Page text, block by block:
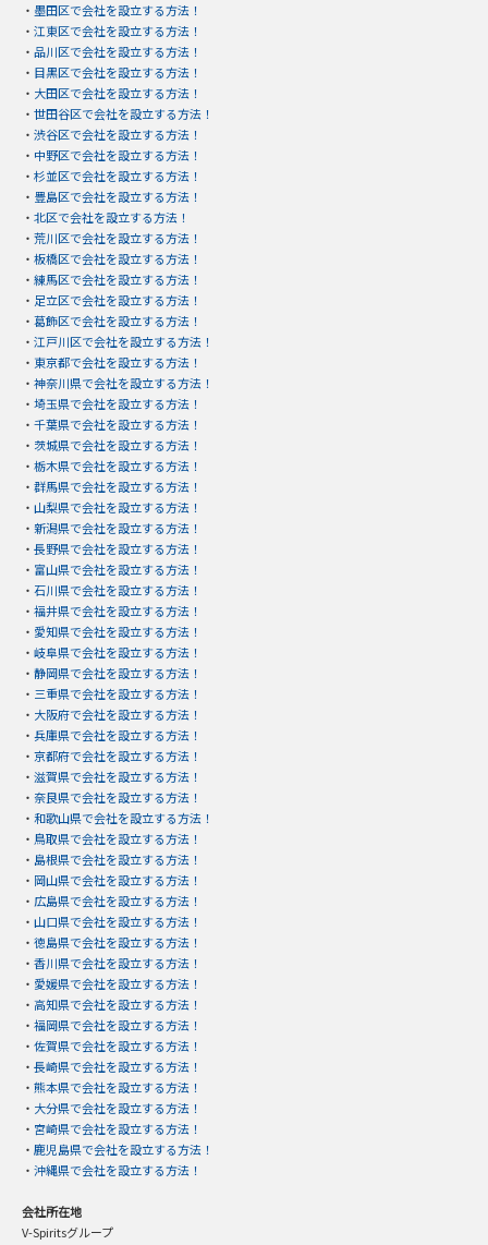
・ 墨田区で会社を設立する方法！
・ 江東区で会社を設立する方法！
・ 品川区で会社を設立する方法！
・ 目黒区で会社を設立する方法！
・ 大田区で会社を設立する方法！
・ 世田谷区で会社を設立する方法！
・ 渋谷区で会社を設立する方法！
・ 中野区で会社を設立する方法！
・ 杉並区で会社を設立する方法！
・ 豊島区で会社を設立する方法！
・ 北区で会社を設立する方法！
・ 荒川区で会社を設立する方法！
・ 板橋区で会社を設立する方法！
・ 練馬区で会社を設立する方法！
・ 足立区で会社を設立する方法！
・ 葛飾区で会社を設立する方法！
・ 江戸川区で会社を設立する方法！
・ 東京都で会社を設立する方法！
・ 神奈川県で会社を設立する方法！
・ 埼玉県で会社を設立する方法！
・ 千葉県で会社を設立する方法！
・ 茨城県で会社を設立する方法！
・ 栃木県で会社を設立する方法！
・ 群馬県で会社を設立する方法！
・ 山梨県で会社を設立する方法！
・ 新潟県で会社を設立する方法！
・ 長野県で会社を設立する方法！
・ 富山県で会社を設立する方法！
・ 石川県で会社を設立する方法！
・ 福井県で会社を設立する方法！
・ 愛知県で会社を設立する方法！
・ 岐阜県で会社を設立する方法！
・ 静岡県で会社を設立する方法！
・ 三重県で会社を設立する方法！
・ 大阪府で会社を設立する方法！
・ 兵庫県で会社を設立する方法！
・ 京都府で会社を設立する方法！
・ 滋賀県で会社を設立する方法！
・ 奈良県で会社を設立する方法！
・ 和歌山県で会社を設立する方法！
・ 鳥取県で会社を設立する方法！
・ 島根県で会社を設立する方法！
・ 岡山県で会社を設立する方法！
・ 広島県で会社を設立する方法！
・ 山口県で会社を設立する方法！
・ 徳島県で会社を設立する方法！
・ 香川県で会社を設立する方法！
・ 愛媛県で会社を設立する方法！
・ 高知県で会社を設立する方法！
・ 福岡県で会社を設立する方法！
・ 佐賀県で会社を設立する方法！
・ 長崎県で会社を設立する方法！
・ 熊本県で会社を設立する方法！
・ 大分県で会社を設立する方法！
・ 宮崎県で会社を設立する方法！
・ 鹿児島県で会社を設立する方法！
・ 沖縄県で会社を設立する方法！
会社所在地
V-Spiritsグループ